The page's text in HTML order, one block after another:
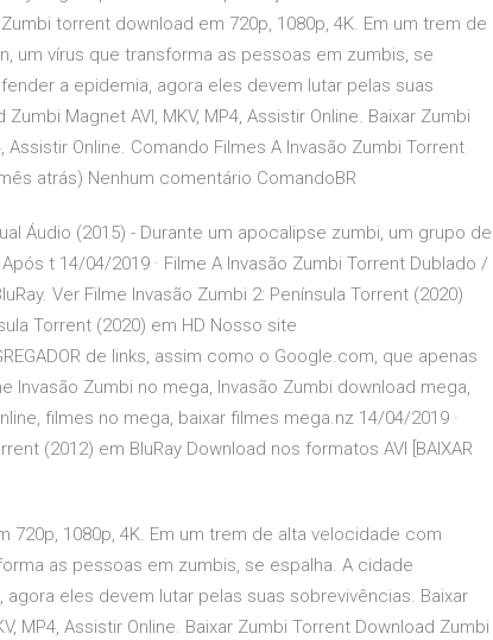
torrent download em 720p, 1080p, 4K. Em um trem de
um vírus que transforma as pessoas em zumbis, se
a epidemia, agora eles devem lutar pelas suas
Magnet AVI, MKV, MP4, Assistir Online. Baixar Zumbi
Assistir Online. Comando Filmes A Invasão Zumbi Torrent
atrás) Nenhum comentário ComandoBR
Áudio (2015) - Durante um apocalipse zumbi, um grupo de
t 14/04/2019 · Filme A Invasão Zumbi Torrent Dublado /
Ver Filme Invasão Zumbi 2: Península Torrent (2020)
Torrent (2020) em HD Nosso site
de links, assim como o Google.com, que apenas
Invasão Zumbi no mega, Invasão Zumbi download mega,
filmes no mega, baixar filmes mega.nz 14/04/2019 ·
(2012) em BluRay Download nos formatos AVI [BAIXAR
720p, 1080p, 4K. Em um trem de alta velocidade com
as pessoas em zumbis, se espalha. A cidade
eles devem lutar pelas suas sobrevivências. Baixar
MP4, Assistir Online. Baixar Zumbi Torrent Download Zumbi